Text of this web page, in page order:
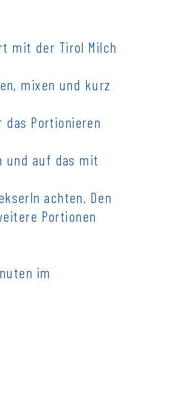
mit der Tirol Milch
mixen und kurz
das Portionieren
und auf das mit
achten. Den
Portionen
im